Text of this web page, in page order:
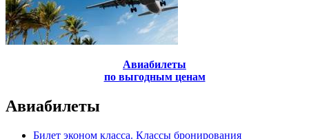
Авиабилеты
по выгодным ценам
Авиабилеты
Билет эконом класса. Классы бронирования